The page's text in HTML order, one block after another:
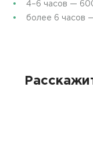
4–6 часов —
более 6 часов